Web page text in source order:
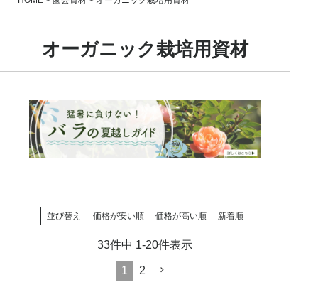
オーガニック栽培用資材
並び替え 価格が安い順 価格が高い順 新着順
33件中 1-20件表示
1 2